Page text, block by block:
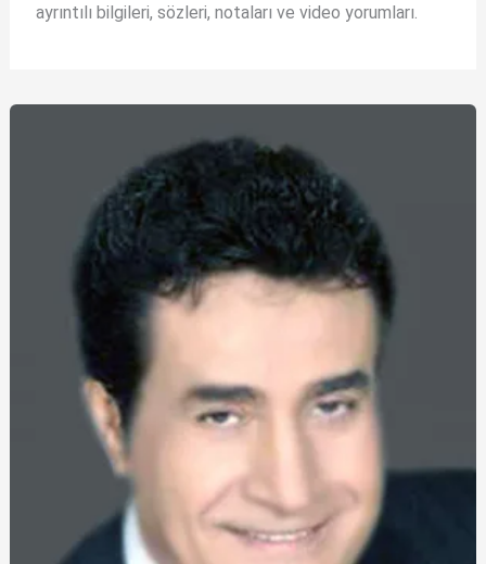
ayrıntılı bilgileri, sözleri, notaları ve video yorumları.